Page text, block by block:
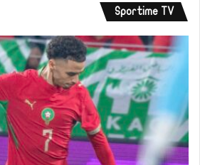
Sportime TV